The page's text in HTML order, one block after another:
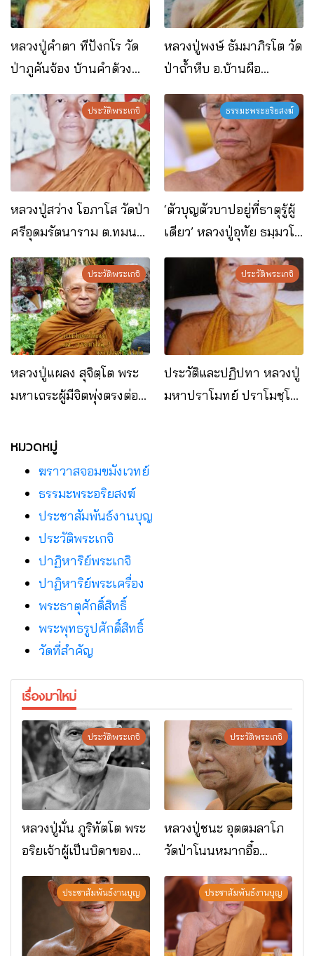
หลวงปู่คำตา ทีปังกโร วัด
ป่าภูคันจ้อง บ้านคำด้วง
อ.บ้านผือ จ.อุดรธานี
หลวงปู่พงษ์ ธัมมาภิรโต วัด
ป่าถ้ำหีบ อ.บ้านผือ
จ.อุดรธานี
ประวัติพระเกจิ
หลวงปู่สว่าง โอภาโส วัดป่า
ศรีอุดมรัตนาราม ต.ทมนา
งาม อ.โนนสะอาด
จ.อุดรธานี
ธรรมะพระอริยสงฆ์
‘ตัวบุญตัวบาปอยู่ที่ธาตุรู้ผู้
เดียว’ หลวงปู่อุทัย ธมฺมวโร
วัดภูย่าอู่
ประวัติพระเกจิ
หลวงปู่แผลง สุจิตฺโต พระ
มหาเถระผู้มีจิตพุ่งตรงต่อ
ประวัติพระเกจิ
ประวัติและปฏิปทา หลวงปู่
มหาปราโมทย์ ปราโมชฺโช
หมวดหมู่
ฆราวาสจอมขมังเวทย์
ธรรมะพระอริยสงฆ์
ประชาสัมพันธ์งานบุญ
ประวัติพระเกจิ
ปาฏิหาริย์พระเกจิ
ปาฏิหาริย์พระเครื่อง
พระธาตุศักดิ์สิทธิ์
พระพุทธรูปศักดิ์สิทธิ์
วัดที่สําคัญ
เรื่องมาใหม่
ประวัติพระเกจิ
หลวงปู่มั่น ภูริทัตโต พระ
อริยเจ้าผู้เป็นบิดาของ
พระกรรมฐาน
ประวัติพระเกจิ
หลวงปู่ชนะ อุตตมลาโภ
วัดป่าโนนหมากอื๋อ
อ.เมือง จ.มหาสารคาม
ประชาสัมพันธ์งานบุญ ประชาสัมพันธ์งานบุญ